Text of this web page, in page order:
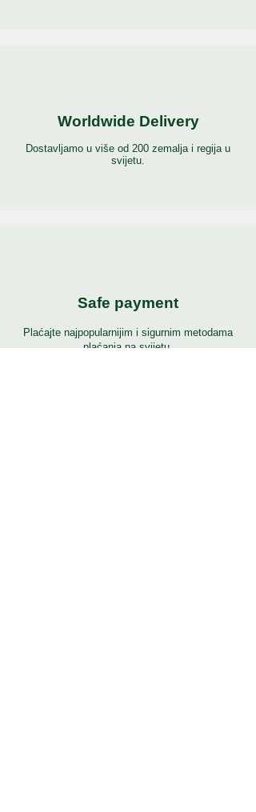
Worldwide Delivery
Dostavljamo u više od 200 zemalja i regija u
svijetu.
Safe payment
Plaćajte najpopularnijim i sigurnim metodama
plaćanja na svijetu.